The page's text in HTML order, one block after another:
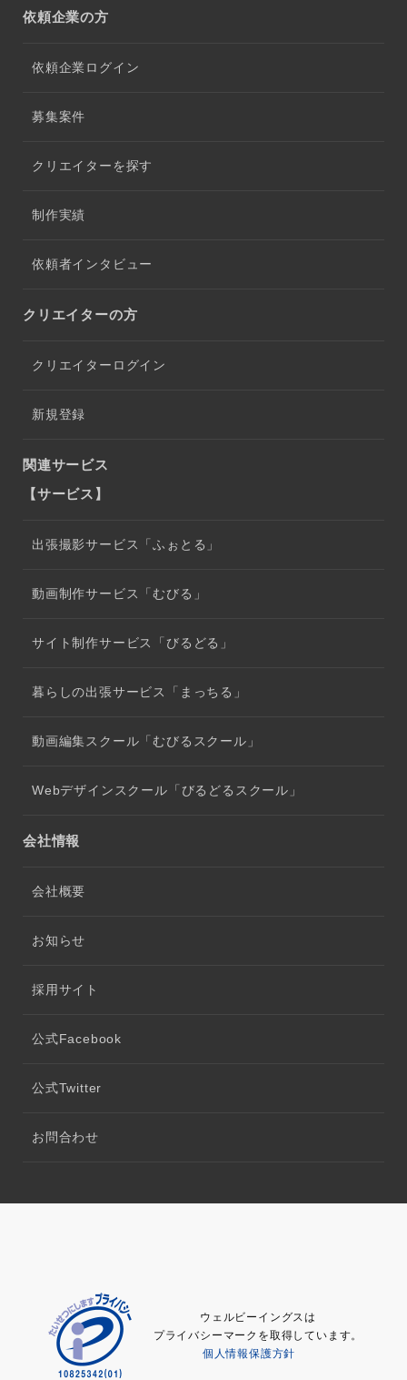
依頼企業の方
依頼企業ログイン
募集案件
クリエイターを探す
制作実績
依頼者インタビュー
クリエイターの方
クリエイターログイン
新規登録
関連サービス
【サービス】
出張撮影サービス「ふぉとる」
動画制作サービス「むびる」
サイト制作サービス「びるどる」
暮らしの出張サービス「まっちる」
動画編集スクール「むびるスクール」
Webデザインスクール「びるどるスクール」
会社情報
会社概要
お知らせ
採用サイト
公式Facebook
公式Twitter
お問合わせ
ウェルビーイングスは
プライバシーマークを取得しています。
個人情報保護方針